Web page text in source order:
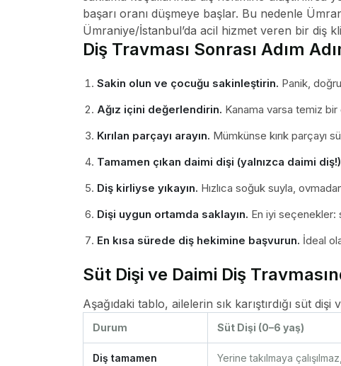
başarı oranı düşmeye başlar. Bu nedenle
Ümraniye/İstanbul’da acil hizmet veren bir diş
Diş Travması Sonrası Adım
Sakin olun ve çocuğu sakinleştirin. Panik,
Ağız içini değerlendirin. Kanama varsa temiz bir
Kırılan parçayı arayın. Mümkünse kırık parçayı
Tamamen çıkan daimi dişi (yalnızca daimi diş!)
Diş kirliyse yıkayın. Hızlıca soğuk suyla,
Dişi uygun ortamda saklayın. En iyi
En kısa sürede diş hekimine başvurun. İdeal
Süt Dişi ve Daimi Diş
Aşağıdaki tablo, ailelerin sık karıştırdığı süt
Durum Süt Dişi (0–6 yaş)
Diş tamamen
Yerine takılmaya